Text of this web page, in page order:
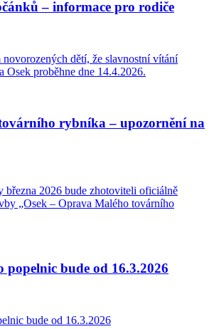
– informace pro rodiče
dětí, že slavnostní vítání
Osek proběhne dne 14.4.2026.
rybníka – upozornění na
března 2026 bude zhotoviteli oficiálně
„Osek – Oprava Malého továrního
popelnic bude od 16.3.2026
bude od 16.3.2026